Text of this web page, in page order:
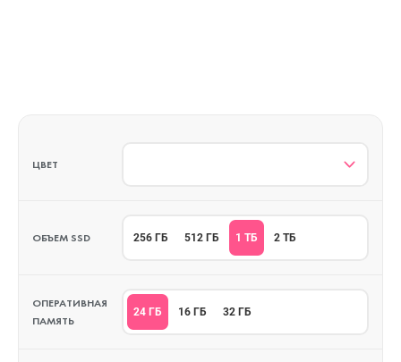
ЦВЕТ
ОБЪЕМ SSD 256 ГБ 512 ГБ 1 ТБ 2 ТБ
ОПЕРАТИВНАЯ
ПАМЯТЬ
24 ГБ 16 ГБ 32 ГБ